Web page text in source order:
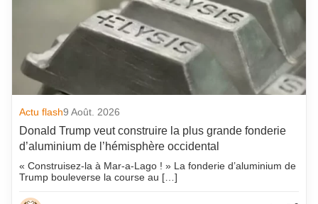
Actu flash9 Août. 2026
Donald Trump veut construire la plus grande fonderie
d’aluminium de l’hémisphère occidental
« Construisez-la à Mar-a-Lago ! » La fonderie d’aluminium de
Trump bouleverse la course au […]